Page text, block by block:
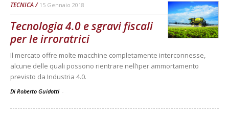
TECNICA 15 Gennaio 2018
Tecnologia 4.0 e sgravi fiscali
per le irroratrici
Il mercato offre molte macchine completamente interconnesse,
alcune delle quali possono rientrare nell’iper ammortamento
previsto da Industria 4.0.
Di Roberto Guidotti -